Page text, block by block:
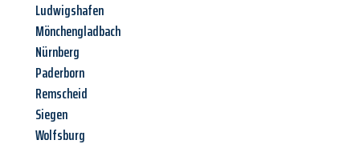
Ludwigshafen
Mönchengladbach
Nürnberg
Paderborn
Remscheid
Siegen
Wolfsburg